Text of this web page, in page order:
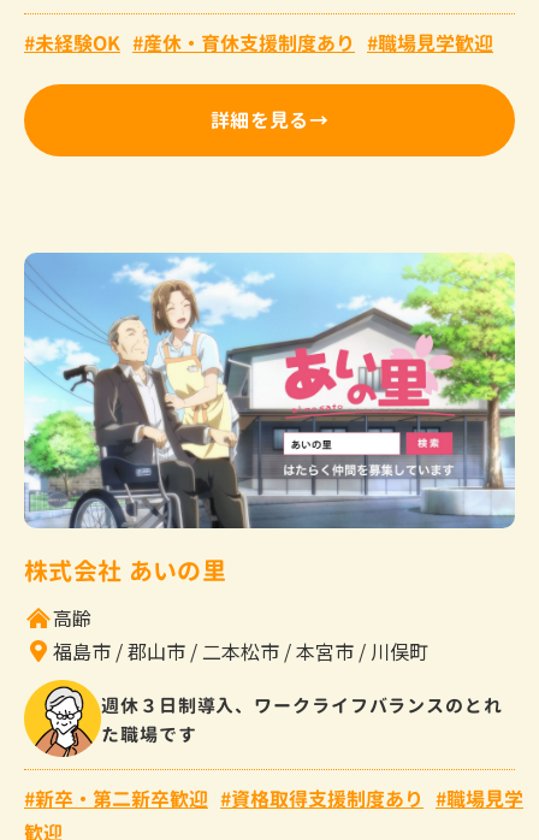
未経験OK 産休・育休支援制度あり 職場見学歓迎
詳細を見る
株式会社 あいの里
高齢
福島市 郡山市 二本松市 本宮市 川俣町
週休３日制導入、ワークライフバランスのとれ
た職場です
新卒・第二新卒歓迎 資格取得支援制度あり
職場見学
歓迎